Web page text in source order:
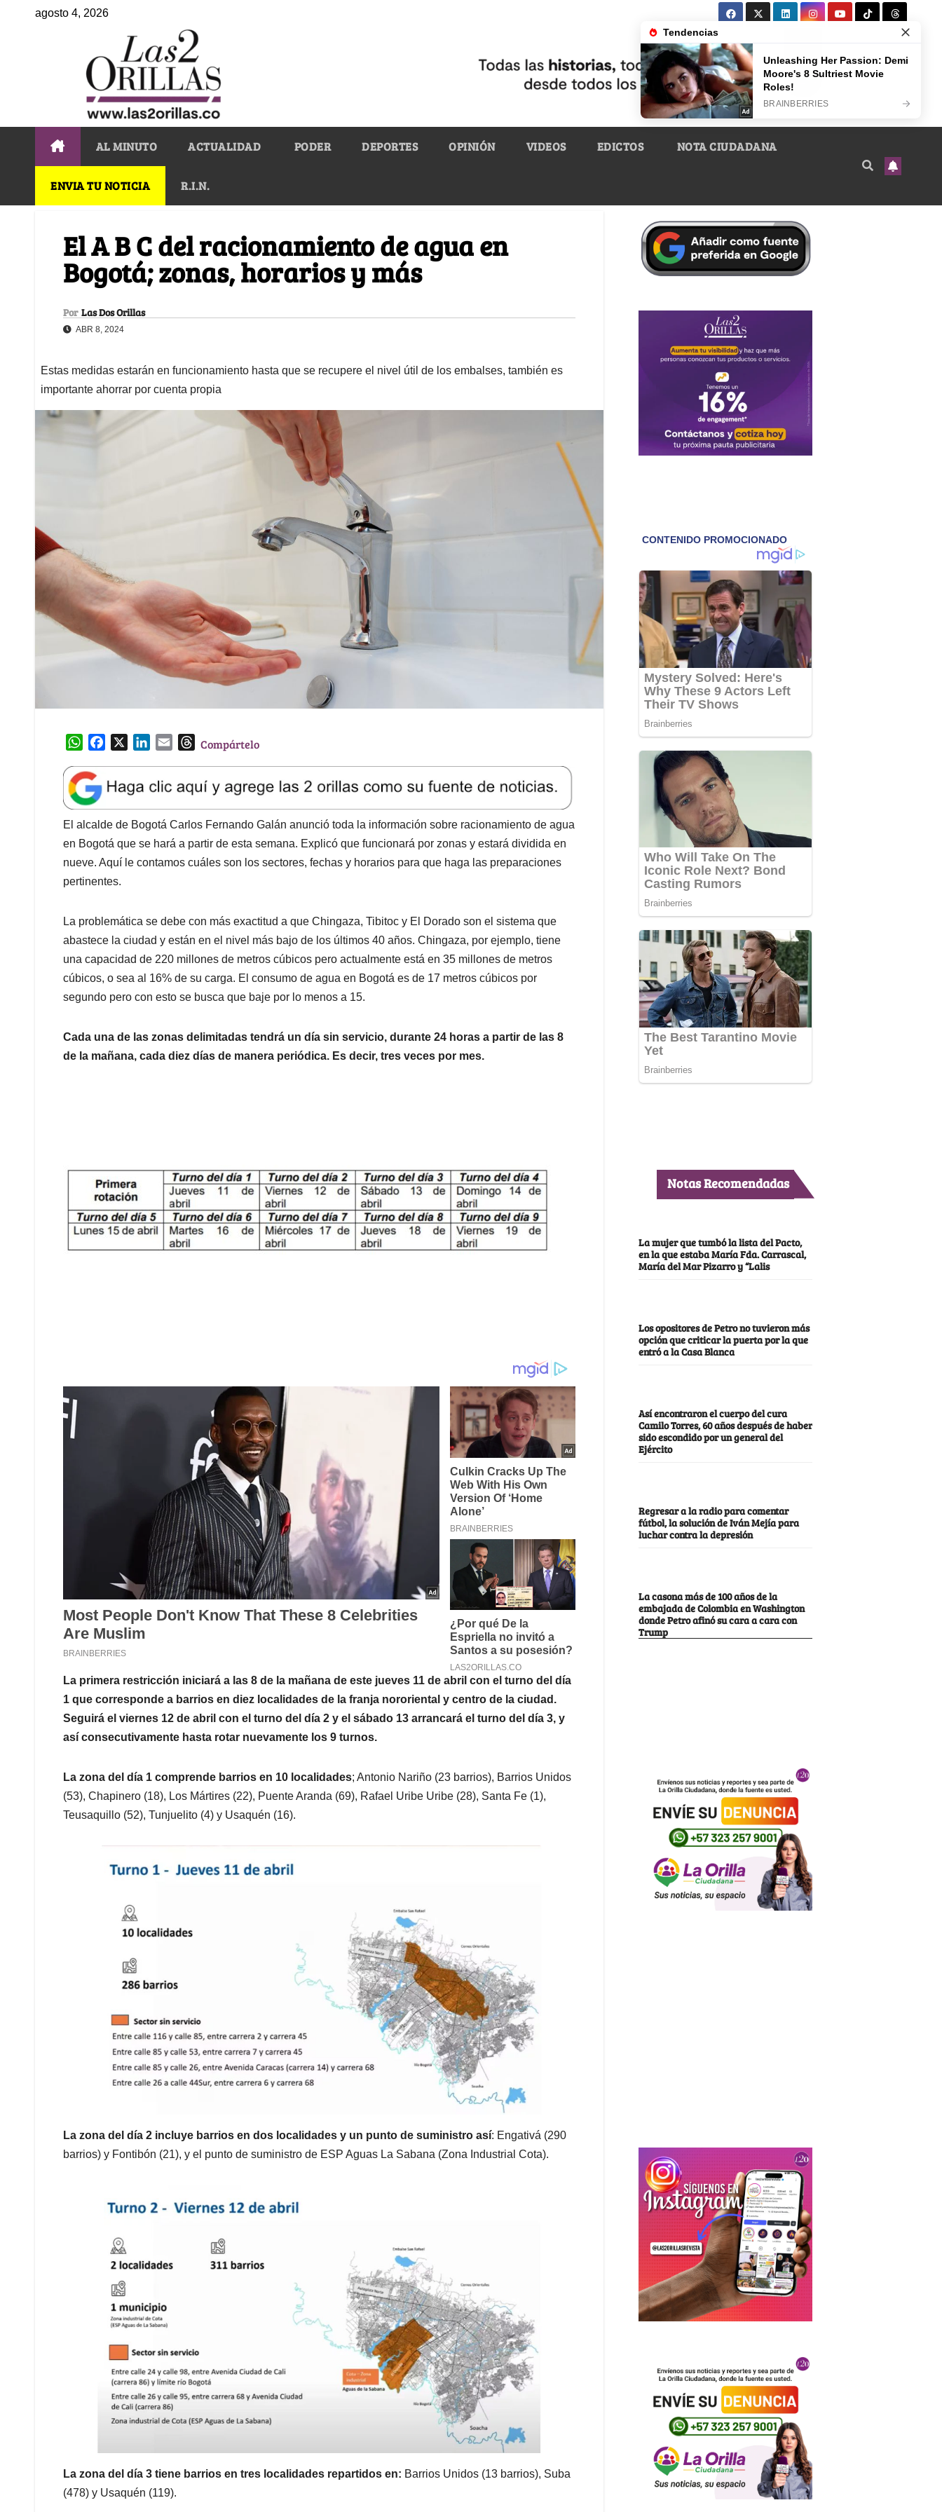
agosto 4, 2026
AL MINUTO ACTUALIDAD PODER DEPORTES OPINIÓN VIDEOS EDICTOS NOTA CIUDADANA
ENVIA TU NOTICIA R.I.N.
El A B C del racionamiento de agua en
Bogotá; zonas, horarios y más
Por Las Dos Orillas
ABR 8, 2024
Estas medidas estarán en funcionamiento hasta que se recupere el nivel útil de los embalses, también es
importante ahorrar por cuenta propia
W
a
t
s
A
p
p
e
b
o
o
k
k
e
d
I
n
l
T
e
a
d
s
Compártelo
El alcalde de Bogotá Carlos Fernando Galán anunció toda la información sobre racionamiento de agua
en Bogotá que se hará a partir de esta semana. Explicó que funcionará por zonas y estará dividida en
nueve. Aquí le contamos cuáles son los sectores, fechas y horarios para que haga las preparaciones
pertinentes.
La problemática se debe con más exactitud a que Chingaza, Tibitoc y El Dorado son el sistema que
abastece la ciudad y están en el nivel más bajo de los últimos 40 años. Chingaza, por ejemplo, tiene
una capacidad de 220 millones de metros cúbicos pero actualmente está en 35 millones de metros
cúbicos, o sea al 16% de su carga. El consumo de agua en Bogotá es de 17 metros cúbicos por
segundo pero con esto se busca que baje por lo menos a 15.
Cada una de las zonas delimitadas tendrá un día sin servicio, durante 24 horas a partir de las 8
de la mañana, cada diez días de manera periódica. Es decir, tres veces por mes.
La primera restricción iniciará a las 8 de la mañana de este jueves 11 de abril con el turno del día
1 que corresponde a barrios en diez localidades de la franja nororiental y centro de la ciudad.
Seguirá el viernes 12 de abril con el turno del día 2 y el sábado 13 arrancará el turno del día 3, y
así consecutivamente hasta rotar nuevamente los 9 turnos.
La zona del día 1 comprende barrios en 10 localidades; Antonio Nariño (23 barrios), Barrios Unidos
(53), Chapinero (18), Los Mártires (22), Puente Aranda (69), Rafael Uribe Uribe (28), Santa Fe (1),
Teusaquillo (52), Tunjuelito (4) y Usaquén (16).
La zona del día 2 incluye barrios en dos localidades y un punto de suministro así: Engativá (290
barrios) y Fontibón (21), y el punto de suministro de ESP Aguas La Sabana (Zona Industrial Cota).
La zona del día 3 tiene barrios en tres localidades repartidos en: Barrios Unidos (13 barrios), Suba
(478) y Usaquén (119).
Notas Recomendadas
La mujer que tumbó la lista del Pacto,
en la que estaba María Fda. Carrascal,
María del Mar Pizarro y “Lalis
Los opositores de Petro no tuvieron más
opción que criticar la puerta por la que
entró a la Casa Blanca
Así encontraron el cuerpo del cura
Camilo Torres, 60 años después de haber
sido escondido por un general del
Ejército
Regresar a la radio para comentar
fútbol, la solución de Iván Mejía para
luchar contra la depresión
La casona más de 100 años de la
embajada de Colombia en Washington
donde Petro afinó su cara a cara con
Trump